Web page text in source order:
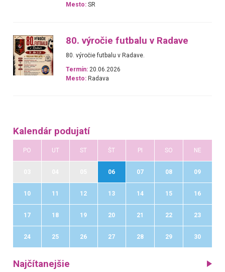
Mesto: SR
80. výročie futbalu v Radave
80. výročie futbalu v Radave.
Termín: 20.06.2026
Mesto: Radava
Kalendár podujatí
PO UT ST ŠT PI SO NE
06 07 08 09
10 11 12 13 14 15 16
17 18 19 20 21 22 23
24 25 26 27 28 29 30
Najčítanejšie